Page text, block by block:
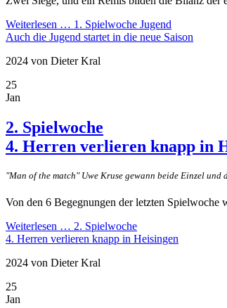
Weiterlesen … 1. Spielwoche Jugend
Auch die Jugend startet in die neue Saison
2024 von Dieter Kral
25
Jan
2. Spielwoche
4. Herren verlieren knapp in
"Man of the match" Uwe Kruse gewann beide Einzel und
Von den 6 Begegnungen der letzten Spielwoche
Weiterlesen … 2. Spielwoche
4. Herren verlieren knapp in Heisingen
2024 von Dieter Kral
25
Jan